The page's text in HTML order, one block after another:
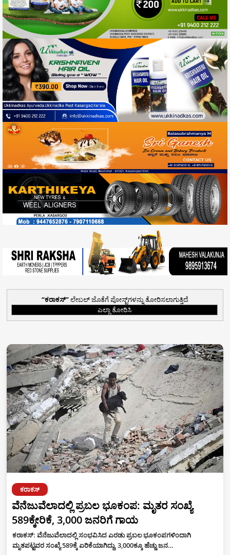
ಕರಾಕಸ್‌ ಲೇಬಲ್ ಜೊತೆಗೆ ಪೋಸ್ಟ್‌ಗಳನ್ನು ತೋರಿಸಲಾಗುತ್ತಿದೆ
ಎಲ್ಲಾ ತೋರಿಸಿ
ಕರಾಕಸ್‌
ವೆನೆಜುವೆಲಾದಲ್ಲಿ ಪ್ರಬಲ ಭೂಕಂಪ: ಮೃತರ ಸಂಖ್ಯೆ
589ಕ್ಕೇರಿಕೆ, 3,000 ಜನರಿಗೆ ಗಾಯ
ಕರಾಕಸ್‌: ವೆನೆಜುವೆಲಾದಲ್ಲಿ ಸಂಭವಿಸಿದ ಎರಡು ಪ್ರಬಲ ಭೂಕಂಪಗಳಿಂದಾಗಿ
ಮೃತಪಟ್ಟವರ ಸಂಖ್ಯೆ 589ಕ್ಕೆ ಏರಿಕೆಯಾಗಿದ್ದು, 3,000ಕ್ಕೂ ಹೆಚ್ಚು ಜನ…